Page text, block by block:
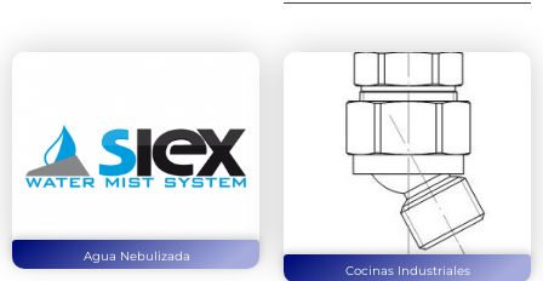
Agua Nebulizada
Cocinas Industriales